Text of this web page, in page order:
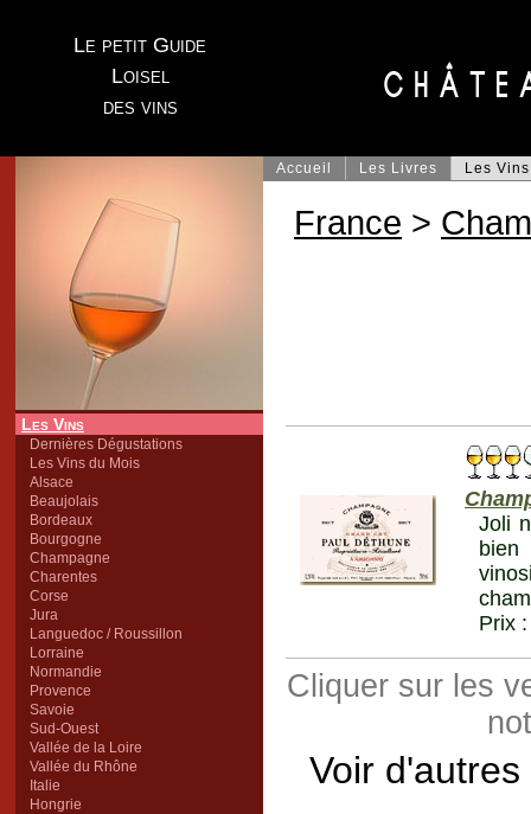
Le petit Guide
Loisel
des vins
Les Vins
Dernières Dégustations
Les Vins du Mois
Alsace
Beaujolais
Bordeaux
Bourgogne
Champagne
Charentes
Corse
Jura
Languedoc / Roussillon
Lorraine
Normandie
Provence
Savoie
Sud-Ouest
Vallée de la Loire
Vallée du Rhône
Italie
Hongrie
Accueil Les Livres Les Vins
France >
Joli
bien
Prix
Cliquer sur les
Voir